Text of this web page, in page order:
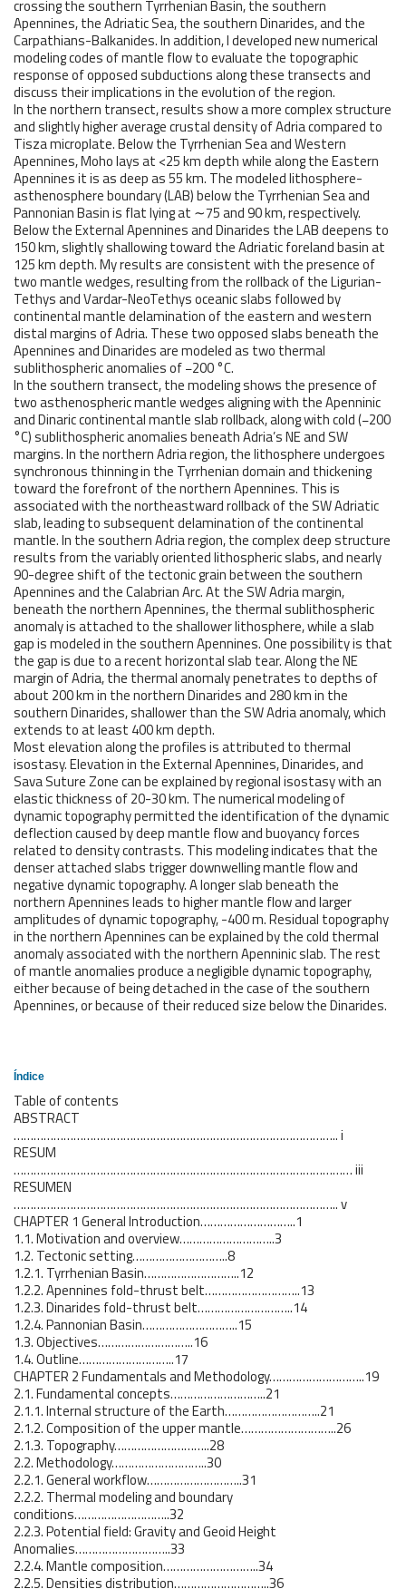
crossing the southern Tyrrhenian Basin, the southern
Apennines, the Adriatic Sea, the southern Dinarides, and the
Carpathians-Balkanides. In addition, I developed new numerical
modeling codes of mantle flow to evaluate the topographic
response of opposed subductions along these transects and
discuss their implications in the evolution of the region.
In the northern transect, results show a more complex structure
and slightly higher average crustal density of Adria compared to
Tisza microplate. Below the Tyrrhenian Sea and Western
Apennines, Moho lays at <25 km depth while along the Eastern
Apennines it is as deep as 55 km. The modeled lithosphere-
asthenosphere boundary (LAB) below the Tyrrhenian Sea and
Pannonian Basin is flat lying at ∼75 and 90 km, respectively.
Below the External Apennines and Dinarides the LAB deepens to
150 km, slightly shallowing toward the Adriatic foreland basin at
125 km depth. My results are consistent with the presence of
two mantle wedges, resulting from the rollback of the Ligurian-
Tethys and Vardar-NeoTethys oceanic slabs followed by
continental mantle delamination of the eastern and western
distal margins of Adria. These two opposed slabs beneath the
Apennines and Dinarides are modeled as two thermal
sublithospheric anomalies of −200 °C.
In the southern transect, the modeling shows the presence of
two asthenospheric mantle wedges aligning with the Apenninic
and Dinaric continental mantle slab rollback, along with cold (−200
°C) sublithospheric anomalies beneath Adria’s NE and SW
margins. In the northern Adria region, the lithosphere undergoes
synchronous thinning in the Tyrrhenian domain and thickening
toward the forefront of the northern Apennines. This is
associated with the northeastward rollback of the SW Adriatic
slab, leading to subsequent delamination of the continental
mantle. In the southern Adria region, the complex deep structure
results from the variably oriented lithospheric slabs, and nearly
90-degree shift of the tectonic grain between the southern
Apennines and the Calabrian Arc. At the SW Adria margin,
beneath the northern Apennines, the thermal sublithospheric
anomaly is attached to the shallower lithosphere, while a slab
gap is modeled in the southern Apennines. One possibility is that
the gap is due to a recent horizontal slab tear. Along the NE
margin of Adria, the thermal anomaly penetrates to depths of
about 200 km in the northern Dinarides and 280 km in the
southern Dinarides, shallower than the SW Adria anomaly, which
extends to at least 400 km depth.
Most elevation along the profiles is attributed to thermal
isostasy. Elevation in the External Apennines, Dinarides, and
Sava Suture Zone can be explained by regional isostasy with an
elastic thickness of 20-30 km. The numerical modeling of
dynamic topography permitted the identification of the dynamic
deflection caused by deep mantle flow and buoyancy forces
related to density contrasts. This modeling indicates that the
denser attached slabs trigger downwelling mantle flow and
negative dynamic topography. A longer slab beneath the
northern Apennines leads to higher mantle flow and larger
amplitudes of dynamic topography, -400 m. Residual topography
in the northern Apennines can be explained by the cold thermal
anomaly associated with the northern Apenninic slab. The rest
of mantle anomalies produce a negligible dynamic topography,
either because of being detached in the case of the southern
Apennines, or because of their reduced size below the Dinarides.
Índice
Table of contents
ABSTRACT
…………………………………………………………………………………….. i
RESUM
………………………………………………………………………………………… iii
RESUMEN
…………………………………………………………………………………….. v
CHAPTER 1 General Introduction………………………..1
1.1. Motivation and overview………………………..3
1.2. Tectonic setting………………………..8
1.2.1. Tyrrhenian Basin………………………..12
1.2.2. Apennines fold-thrust belt………………………..13
1.2.3. Dinarides fold-thrust belt………………………..14
1.2.4. Pannonian Basin………………………..15
1.3. Objectives………………………..16
1.4. Outline………………………..17
CHAPTER 2 Fundamentals and Methodology………………………..19
2.1. Fundamental concepts………………………..21
2.1.1. Internal structure of the Earth………………………..21
2.1.2. Composition of the upper mantle………………………..26
2.1.3. Topography………………………..28
2.2. Methodology………………………..30
2.2.1. General workflow………………………..31
2.2.2. Thermal modeling and boundary
conditions………………………..32
2.2.3. Potential field: Gravity and Geoid Height
Anomalies………………………..33
2.2.4. Mantle composition………………………..34
2.2.5. Densities distribution………………………..36